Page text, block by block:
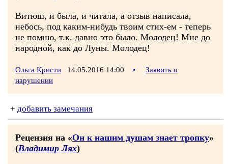
Витюш, и была, и читала, а отзыв написала,
небось, под каким-нибудь твоим стих-ем - теперь
не помню, т.к. давно это было. Молодец! Мне до
народной, как до Луны. Молодец!
Ольга Кристи 14.05.2016 14:00 •
Заявить о
нарушении
+ добавить замечания
Рецензия на «Он к нашим душам знает тропку»
(Владимир Лях)